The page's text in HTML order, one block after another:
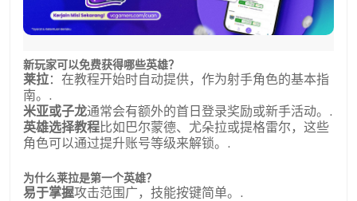
新玩家可以免费获得哪些英雄？
莱拉：在教程开始时自动提供，作为射手角色的基本指
南。.
米亚或子龙通常会有额外的首日登录奖励或新手活动。.
英雄选择教程比如巴尔蒙德、尤朵拉或提格雷尔，这些
角色可以通过提升账号等级来解锁。.
为什么莱拉是第一个英雄？
易于掌握攻击范围广，技能按键简单。.